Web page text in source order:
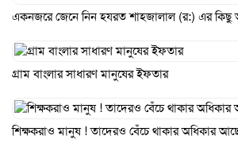
একনজরে জেনে নিন হযরত শাহজালাল (র:) এর কিছু
গ্রাম বাংলার সাধারণ মানুষের ইফতার
শিক্ষকরাও মানুষ ! তাদেরও বেঁচে থাকার অধিকার